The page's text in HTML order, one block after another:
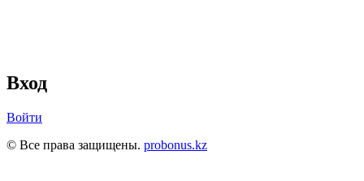
Вход
Войти
© Все права защищены. probonus.kz